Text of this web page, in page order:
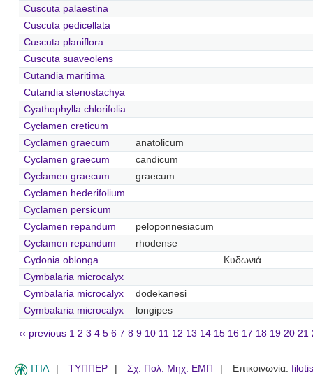
Cuscuta palaestina
Cuscuta pedicellata
Cuscuta planiflora
Cuscuta suaveolens
Cutandia maritima
Cutandia stenostachya
Cyathophylla chlorifolia
Cyclamen creticum
Cyclamen graecum
anatolicum
Cyclamen graecum
candicum
Cyclamen graecum
graecum
Cyclamen hederifolium
Cyclamen persicum
Cyclamen repandum
peloponnesiacum
Cyclamen repandum
rhodense
Cydonia oblonga
Κυδωνιά
Cymbalaria microcalyx
Cymbalaria microcalyx
dodekanesi
Cymbalaria microcalyx
longipes
‹‹ previous 1 2 3 4 5 6 7 8 9 10 11 12 13 14 15 16 17 18 19 20 21
ITIA ΤΥΠΠΕΡ Σχ. Πολ. Μηχ. ΕΜΠ Επικοινωνία: